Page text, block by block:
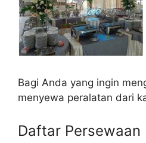
Bagi Anda yang ingin
menyewa peralatan dari
Daftar Persewaan